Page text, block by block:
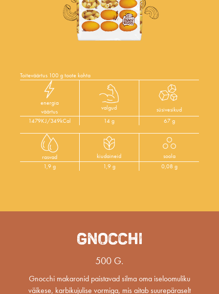
Toiteväärtus 100 g toote kohta
energia
väärtus
valgud
süsivesikud
1479KJ/349kCal
14 g 67 g
rasvad kiudaineid
soola
1,9 g
1,9 g 0,08 g
GNOCCHI
500 G.
Gnocchi makaronid paistavad silma oma iseloomuliku
väikese, karbikujulise vormiga, mis aitab suurepäraselt